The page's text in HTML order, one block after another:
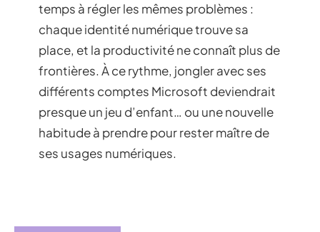
temps à régler les mêmes problèmes :
chaque identité numérique trouve sa
place, et la productivité ne connaît plus de
frontières. À ce rythme, jongler avec ses
différents comptes Microsoft deviendrait
presque un jeu d’enfant… ou une nouvelle
habitude à prendre pour rester maître de
ses usages numériques.